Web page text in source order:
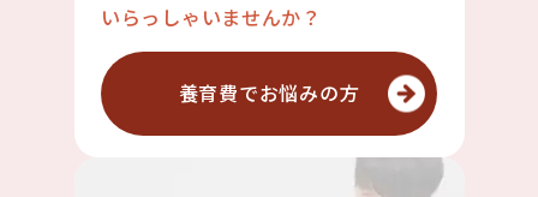
いらっしゃいませんか？
養育費でお悩みの方